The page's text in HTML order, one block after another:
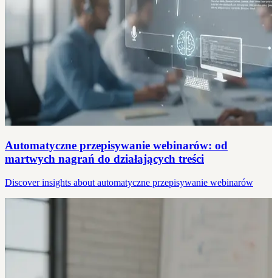
Automatyczne przepisywanie webinarów: od
martwych nagrań do działających treści
Discover insights about automatyczne przepisywanie webinarów